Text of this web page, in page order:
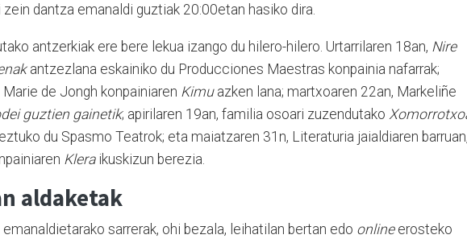
dantza emanaldi guztiak 20:00etan hasiko dira.
antzerkiak ere bere lekua izango du hilero-hilero. Urtarrilaren 18an, Nire
antzezlana eskainiko du Producciones Maestras konpainia nafarrak;
de Jongh konpainiaren Kimuazken lana; martxoaren 22an, Markeliñe
guztien gainetik; apirilaren 19an, familia osoari zuzendutako
du Spasmo Teatrok; eta maiatzaren 31n, Literaturia jaialdiaren
Kleraikuskizun berezia.
aldaketak
sarrerak, ohi bezala, leihatilan bertan edo onlineerosteko